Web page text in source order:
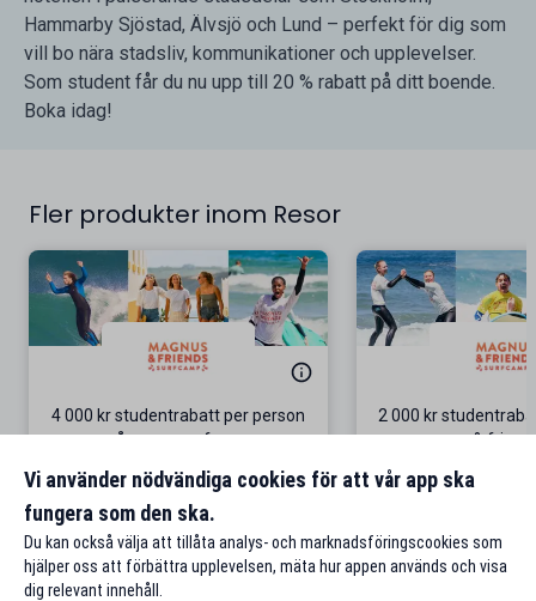
Hammarby Sjöstad, Älvsjö och Lund – perfekt för dig som
vill bo nära stadsliv, kommunikationer och upplevelser.
Som student får du nu upp till 20 % rabatt på ditt boende.
Boka idag!
Fler produkter inom Resor
4 000 kr studentrabatt per person
på grupp-surfresor
Gäller bokningar för 4 personer
Till rabatten
2 000 kr
&
Surf-äventyr i
Vi använder nödvändiga cookies för att vår app ska
fungera som den ska.
Du kan också välja att tillåta analys- och marknadsföringscookies som
hjälper oss att förbättra upplevelsen, mäta hur appen används och visa
dig relevant innehåll.